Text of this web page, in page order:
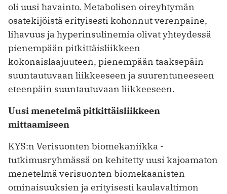
oli uusi havainto. Metabolisen oireyhtymän
osatekijöistä erityisesti kohonnut verenpaine,
lihavuus ja hyperinsulinemia olivat yhteydessä
pienempään pitkittäisliikkeen
kokonaislaajuuteen, pienempään taaksepäin
suuntautuvaan liikkeeseen ja suurentuneeseen
eteenpäin suuntautuvaan liikkeeseen.
Uusi menetelmä pitkittäisliikkeen
mittaamiseen
KYS:n Verisuonten biomekaniikka -
tutkimusryhmässä on kehitetty uusi kajoamaton
menetelmä verisuonten biomekaanisten
ominaisuuksien ja erityisesti kaulavaltimon